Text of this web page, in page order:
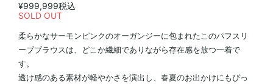
¥999,999税込
SOLD OUT
柔らかなサーモンピンクのオーガンジーに包まれたこのパフスリ
ーブブラウスは、どこか繊細でありながら存在感を放つ一着で
す。
透け感のある素材が軽やかさを演出し、春夏のお出かけにもぴっ